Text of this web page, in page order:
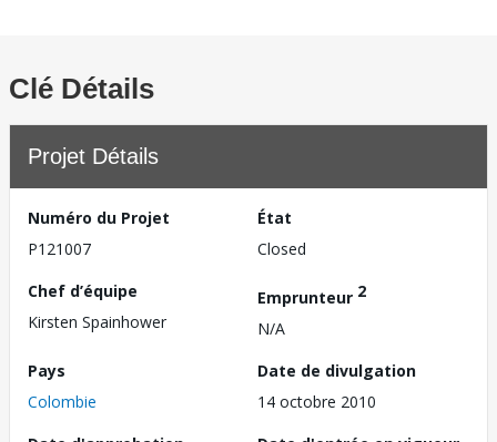
Clé Détails
Projet Détails
Numéro du Projet
P121007
État
Closed
Chef d’équipe
Kirsten Spainhower
Emprunteur 2
N/A
Pays
Colombie
Date de divulgation
14 octobre 2010